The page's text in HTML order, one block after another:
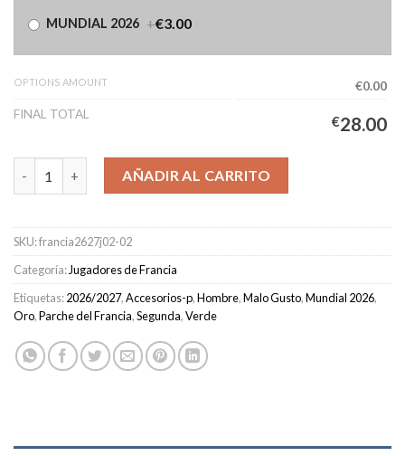
MUNDIAL 2026 +€3.00
OPTIONS AMOUNT
€0.00
FINAL TOTAL
€28.00
Camiseta Francia Segunda Equipación Hombre 2026/2027 -
AÑADIR AL CARRITO
SKU:francia2627j02-02
Categoría:Jugadores de Francia
Etiquetas:2026/2027,Accesorios-p,Hombre,Malo Gusto,Mundial 2026,
Oro,Parche del Francia,Segunda,Verde